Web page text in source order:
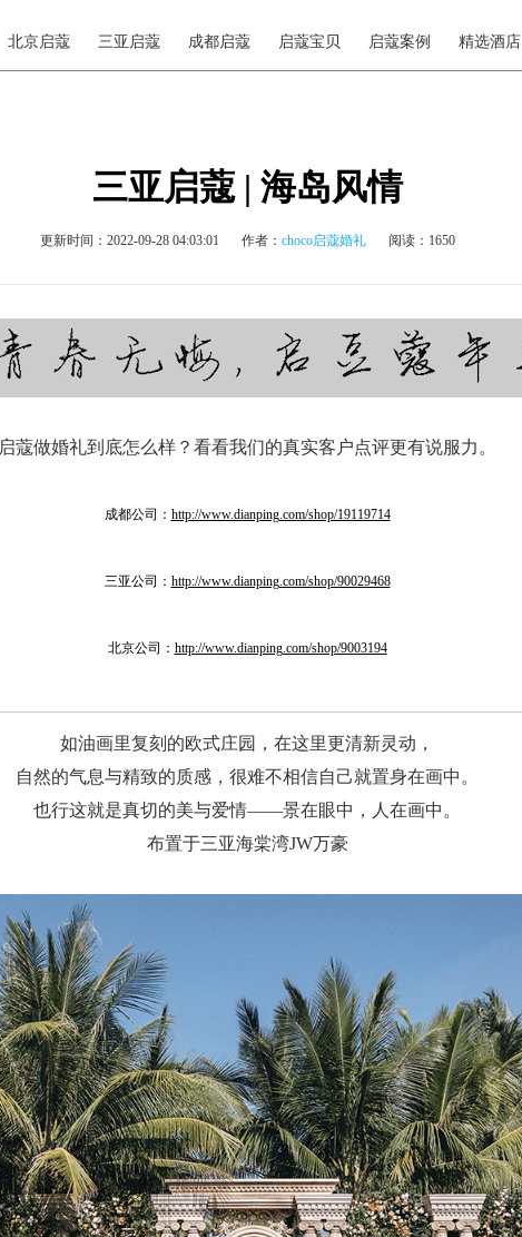
北京启蔻 三亚启蔻 成都启蔻 启蔻宝贝 启蔻案例 精选酒店
三亚启蔻 | 海岛风情
更新时间：2022-09-28 04:03:01 作者： choco启蔻婚礼 阅读：1650
启蔻做婚礼到底怎么样？看看我们的真实客户点评更有说服力。
成都公司： http://www.dianping.com/shop/19119714
三亚公司： http://www.dianping.com/shop/90029468
北京公司： http://www.dianping.com/shop/9003194
如油画里复刻的欧式庄园，在这里更清新灵动，
自然的气息与精致的质感，很难不相信自己就置身在画中。
也行这就是真切的美与爱情——景在眼中，人在画中。
布置于三亚海棠湾JW万豪